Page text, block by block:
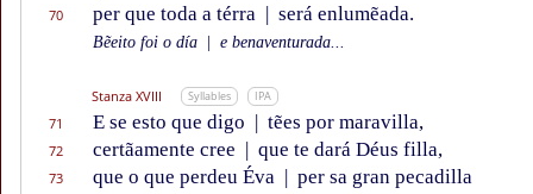
70 per que toda a térra | será enlumẽada.
Bẽeito foi o día e benaventurada...
Stanza XVIII Syllables IPA
71 E se esto que digo | tẽes por maravilla,
72 certãamente cree | que te dará Déus filla,
73 que o que perdeu Éva | per sa gran pecadilla